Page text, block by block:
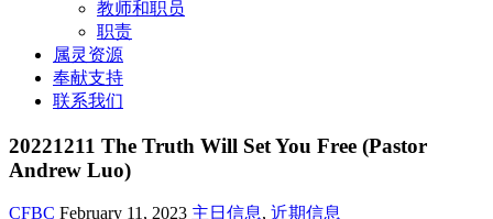
教师和职员
职责
属灵资源
奉献支持
联系我们
20221211 The Truth Will Set You Free (Pastor
Andrew Luo)
CFBC February 11, 2023 主日信息, 近期信息